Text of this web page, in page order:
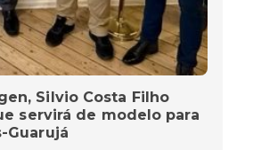
Silvio Costa Filho
servirá de modelo para
Guarujá